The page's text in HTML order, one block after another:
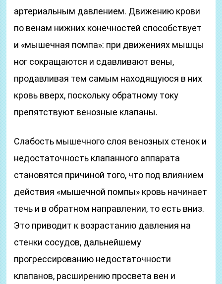
артериальным давлением. Движению крови
по венам нижних конечностей способствует
и «мышечная помпа»: при движениях мышцы
ног сокращаются и сдавливают вены,
продавливая тем самым находящуюся в них
кровь вверх, поскольку обратному току
препятствуют венозные клапаны.
Слабость мышечного слоя венозных стенок и
недостаточность клапанного аппарата
становятся причиной того, что под влиянием
действия «мышечной помпы» кровь начинает
течь и в обратном направлении, то есть вниз.
Это приводит к возрастанию давления на
стенки сосудов, дальнейшему
прогрессированию недостаточности
клапанов, расширению просвета вен и